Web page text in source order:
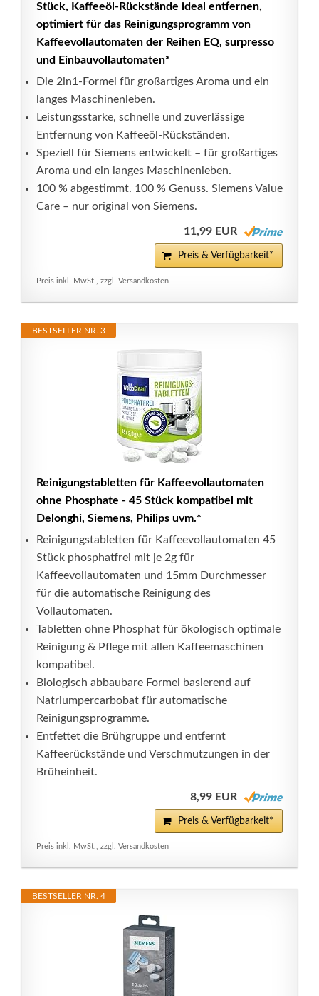
Stück, Kaffeeöl-Rückstände ideal entfernen,
optimiert für das Reinigungsprogramm von
Kaffeevollautomaten der Reihen EQ, surpresso
und Einbauvollautomaten*
Die 2in1-Formel für großartiges Aroma und ein
langes Maschinenleben.
Leistungsstarke, schnelle und zuverlässige
Entfernung von Kaffeeöl-Rückständen.
Speziell für Siemens entwickelt – für großartiges
Aroma und ein langes Maschinenleben.
100 % abgestimmt. 100 % Genuss. Siemens Value
Care – nur original von Siemens.
11,99 EUR
Preis & Verfügbarkeit*
Preis inkl. MwSt., zzgl. Versandkosten
BESTSELLER NR. 3
Reinigungstabletten für Kaffeevollautomaten
ohne Phosphate - 45 Stück kompatibel mit
Delonghi, Siemens, Philips uvm.*
Reinigungstabletten für Kaffeevollautomaten 45
Stück phosphatfrei mit je 2g für
Kaffeevollautomaten und 15mm Durchmesser
für die automatische Reinigung des
Vollautomaten.
Tabletten ohne Phosphat für ökologisch optimale
Reinigung & Pflege mit allen Kaffeemaschinen
kompatibel.
Biologisch abbaubare Formel basierend auf
Natriumpercarbobat für automatische
Reinigungsprogramme.
Entfettet die Brühgruppe und entfernt
Kaffeerückstände und Verschmutzungen in der
Brüheinheit.
8,99 EUR
Preis & Verfügbarkeit*
Preis inkl. MwSt., zzgl. Versandkosten
BESTSELLER NR. 4